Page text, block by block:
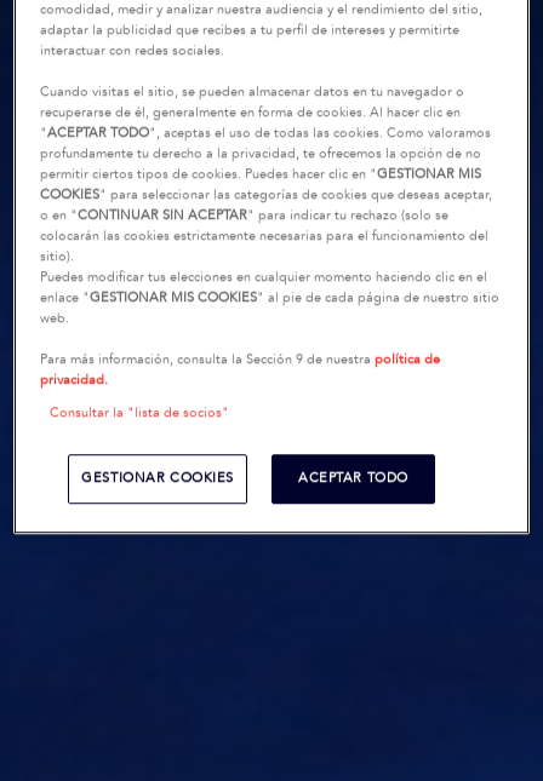
comodidad, medir y analizar nuestra audiencia y el rendimiento del sitio,
adaptar la publicidad que recibes a tu perfil de intereses y permitirte
interactuar con redes sociales.
Cuando visitas el sitio, se pueden almacenar datos en tu navegador o
recuperarse de él, generalmente en forma de cookies. Al hacer clic en
"ACEPTAR TODO", aceptas el uso de todas las cookies. Como valoramos
profundamente tu derecho a la privacidad, te ofrecemos la opción de no
permitir ciertos tipos de cookies. Puedes hacer clic en "GESTIONAR MIS
COOKIES" para seleccionar las categorías de cookies que deseas aceptar,
o en "CONTINUAR SIN ACEPTAR" para indicar tu rechazo (solo se
colocarán las cookies estrictamente necesarias para el funcionamiento del
sitio).
Puedes modificar tus elecciones en cualquier momento haciendo clic en el
enlace "GESTIONAR MIS COOKIES" al pie de cada página de nuestro sitio
web.
Para más información, consulta la Sección 9 de nuestrapolítica de
privacidad.
Consultar la "lista de socios"
GESTIONAR COOKIES ACEPTAR TODO